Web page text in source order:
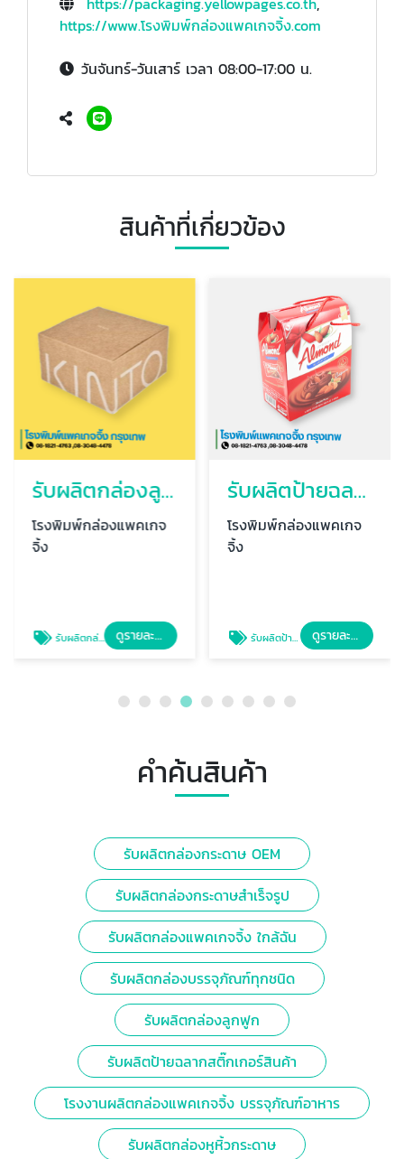
https://www.โรงพิมพ์กล่องแพคเกจจิ้ง.com
วันจันทร์-วันเสาร์ เวลา 08:00-17:00 น.
สินค้าที่เกี่ยวข้อง
รับผลิตกล่องลูกฟูก
โรงพิมพ์กล่องแพคเกจ
จิ้ง
รับผลิตกล่องลูกฟูก ดูรายละเอียด
รับผลิตป้ายฉลากสติ๊กเกอร์สินค้า
โรงพิมพ์กล่องแพคเกจ
จิ้ง
รับผลิตป้ายฉลากสติ๊กเกอร์สินค้า ดูรายละเอียด
คำค้นสินค้า
รับผลิตกล่องกระดาษ OEM
รับผลิตกล่องกระดาษสำเร็จรูป
รับผลิตกล่องแพคเกจจิ้ง ใกล้ฉัน
รับผลิตกล่องบรรจุภัณฑ์ทุกชนิด
รับผลิตกล่องลูกฟูก
รับผลิตป้ายฉลากสติ๊กเกอร์สินค้า
โรงงานผลิตกล่องแพคเกจจิ้ง บรรจุภัณฑ์อาหาร
รับผลิตกล่องหูหิ้วกระดาษ